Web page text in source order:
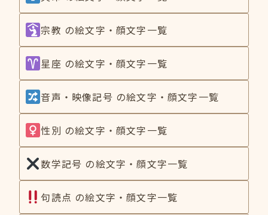
宗教 の絵文字・顔文字一覧
星座 の絵文字・顔文字一覧
音声・映像記号 の絵文字・顔文字一覧
性別 の絵文字・顔文字一覧
数学記号 の絵文字・顔文字一覧
句読点 の絵文字・顔文字一覧